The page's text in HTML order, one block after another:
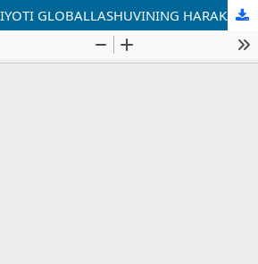
JAHON IQTISODIYOTI GLOBALLASHUVINING HARAKATLANTIRUVCHI OMILLARI, BELGILARI VA SHAKLLARI